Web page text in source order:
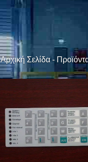
Αρχική Σελίδα -